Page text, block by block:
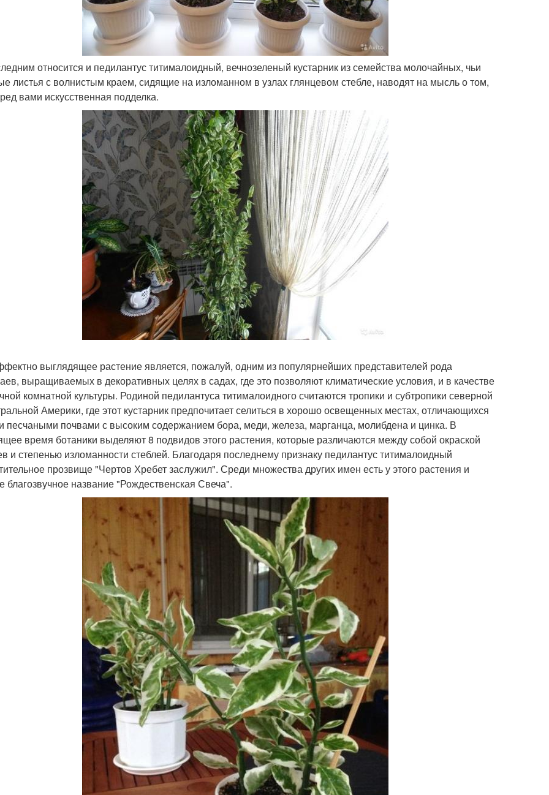
относится и педилантус титималоидный, вечнозеленый кустарник из семейства молочайных, чьи
листья с волнистым краем, сидящие на изломанном в узлах глянцевом стебле, наводят на мысль о том,
вами искусственная подделка.
выглядящее растение является, пожалуй, одним из популярнейших представителей рода
выращиваемых в декоративных целях в садах, где это позволяют климатические условия, и в качестве
комнатной культуры. Родиной педилантуса титималоидного считаются тропики и субтропики северной
Америки, где этот кустарник предпочитает селиться в хорошо освещенных местах, отличающихся
песчаными почвами с высоким содержанием бора, меди, железа, марганца, молибдена и цинка. В
время ботаники выделяют 8 подвидов этого растения, которые различаются между собой окраской
и степенью изломанности стеблей. Благодаря последнему признаку педилантус титималоидный
прозвище "Чертов Хребет заслужил". Среди множества других имен есть у этого растения и
благозвучное название "Рождественская Свеча".